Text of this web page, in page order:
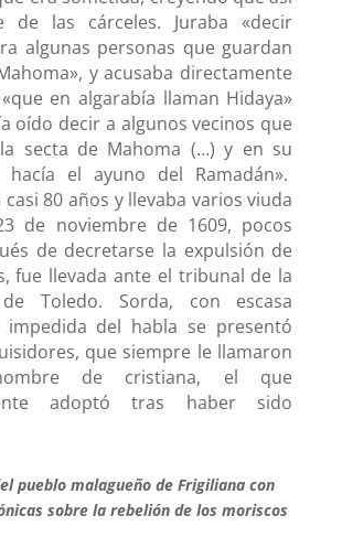
de las cárceles. Juraba «decir
algunas personas que guardan
y acusaba directamente
en algarabía llaman Hidaya»
oído decir a algunos vecinos que
secta de Mahoma (…) y en su
hacía el ayuno del Ramadán».
80 años y llevaba varios viuda
de noviembre de 1609, pocos
de decretarse la expulsión de
fue llevada ante el tribunal de la
Toledo. Sorda, con escasa
impedida del habla se presentó
que siempre le llamaron
de cristiana, el que
adoptó tras haber sido
pueblo malagueño de Frigiliana con
sobre la rebelión de los moriscos